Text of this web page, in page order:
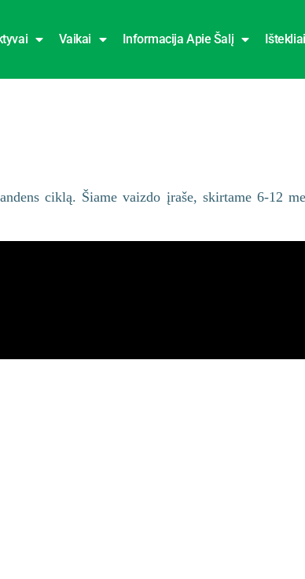
Vaikai Informacija Apie Šalį Ištekliai
ciklą. Šiame vaizdo įraše, skirtame 6-12